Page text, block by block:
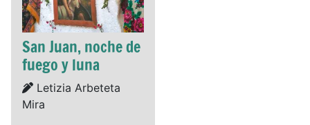
San Juan, noche de
fuego y luna
Details
Letizia Arbeteta
Mira